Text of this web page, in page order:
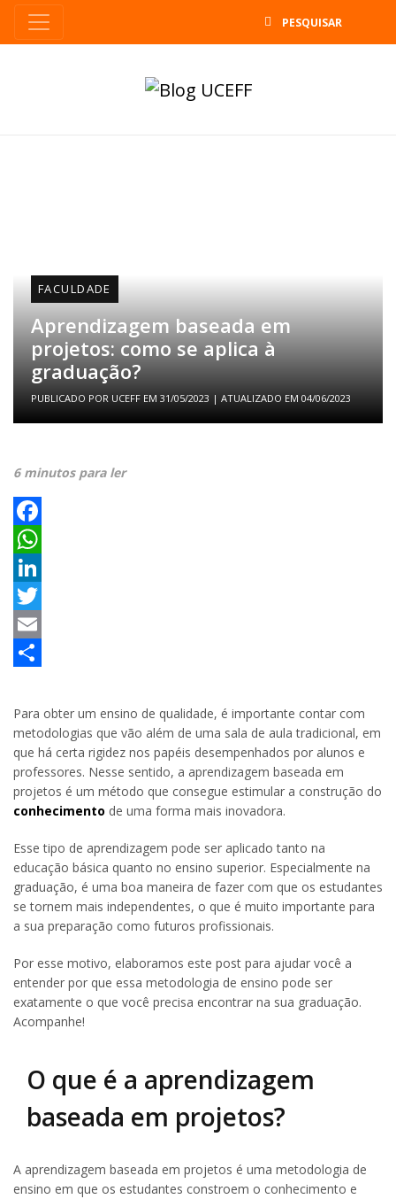
FACULDADE
Aprendizagem baseada em
projetos: como se aplica à
graduação?
PUBLICADO POR UCEFF EM 31/05/2023 | ATUALIZADO EM 04/06/2023
6 minutos para ler
Facebook
WhatsApp
LinkedIn
Twitter
Email
Para obter um ensino de qualidade, é importante contar com
metodologias que vão além de uma sala de aula tradicional, em
que há certa rigidez nos papéis desempenhados por alunos e
professores. Nesse sentido, a aprendizagem baseada em
projetos é um método que consegue estimular a construção do
conhecimento de uma forma mais inovadora.
Esse tipo de aprendizagem pode ser aplicado tanto na
educação básica quanto no ensino superior. Especialmente na
graduação, é uma boa maneira de fazer com que os estudantes
se tornem mais independentes, o que é muito importante para
a sua preparação como futuros profissionais.
Por esse motivo, elaboramos este post para ajudar você a
entender por que essa metodologia de ensino pode ser
exatamente o que você precisa encontrar na sua graduação.
Acompanhe!
O que é a aprendizagem
baseada em projetos?
A aprendizagem baseada em projetos é uma metodologia de
ensino em que os estudantes constroem o conhecimento e